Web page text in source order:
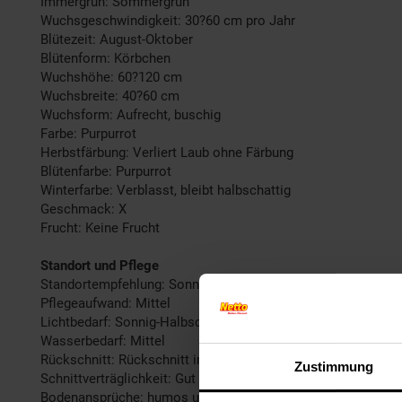
Zustimmung
Wuchsgeschwindigkeit: 30?60 cm pro Jahr
Blütezeit: August-Oktober
Blütenform: Körbchen
Wuchshöhe: 60?120 cm
Wuchsbreite: 40?60 cm
Wuchsform: Aufrecht, buschig
Farbe: Purpurrot
Herbstfärbung: Verliert Laub ohne Färbung
Blütenfarbe: Purpurrot
Winterfarbe: Verblasst, bleibt halbschattig
Geschmack: X
Frucht: Keine Frucht
Standort und Pflege
Standortempfehlung: Sonnig, windgeschützt
Pflegeaufwand: Mittel
Lichtbedarf: Sonnig-Halbschattig
Wasserbedarf: Mittel
Rückschnitt: Rückschnitt im Spätwinter
Schnittverträglichkeit: Gut
Bodenansprüche: humos und gut durchlässig